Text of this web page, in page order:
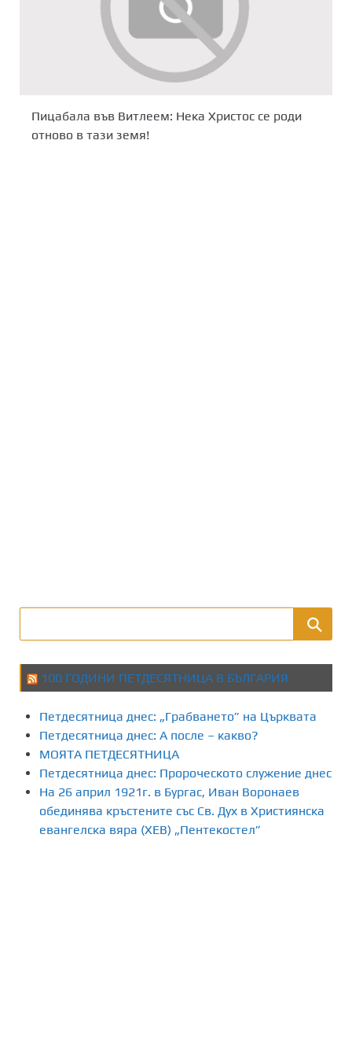
Пицабала във Витлеем: Нека Христос се роди
отново в тази земя!
100 ГОДИНИ ПЕТДЕСЯТНИЦА В БЪЛГАРИЯ
Петдесятница днес: „Грабването” на Църквата
Петдесятница днес: А после – какво?
МОЯТА ПЕТДЕСЯТНИЦА
Петдесятница днес: Пророческото служение днес
На 26 април 1921г. в Бургас, Иван Воронаев
обединява кръстените със Св. Дух в Християнска
евангелска вяра (ХЕВ) „Пентекостел”